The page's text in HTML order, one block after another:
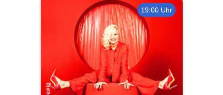
19:00 Uhr